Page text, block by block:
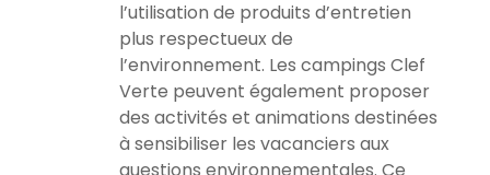
l’utilisation de produits d’entretien
plus respectueux de
l’environnement. Les campings Clef
Verte peuvent également proposer
des activités et animations destinées
à sensibiliser les vacanciers aux